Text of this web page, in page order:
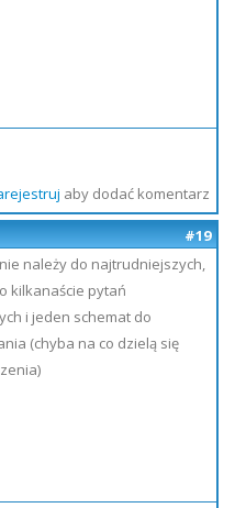
aby dodać komentarz
#19
należy do najtrudniejszych,
kilkanaście pytań
i jeden schemat do
(chyba na co dzielą się